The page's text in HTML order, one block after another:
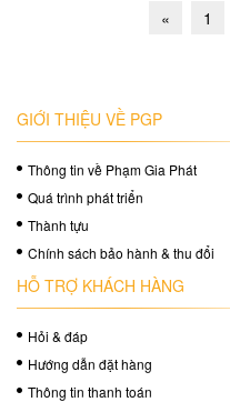
« Previous
1
GIỚI THIỆU VỀ PGP
Thông tin về Phạm Gia Phát
Quá trình phát triển
Thành tựu
Chính sách bảo hành & thu đổi
HỖ TRỢ KHÁCH HÀNG
Hỏi & đáp
Hướng dẫn đặt hàng
Thông tin thanh toán